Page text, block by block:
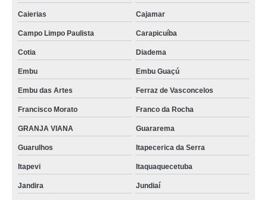
Caierias Cajamar
Campo Limpo Paulista Carapicuíba
Cotia Diadema
Embu Embu Guaçú
Embu das Artes Ferraz de Vasconcelos
Francisco Morato Franco da Rocha
GRANJA VIANA Guararema
Guarulhos Itapecerica da Serra
Itapevi Itaquaquecetuba
Jandira Jundiaí